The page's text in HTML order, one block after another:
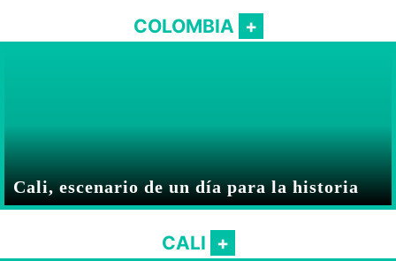
COLOMBIA
Cali, escenario de un día para la historia
CALI